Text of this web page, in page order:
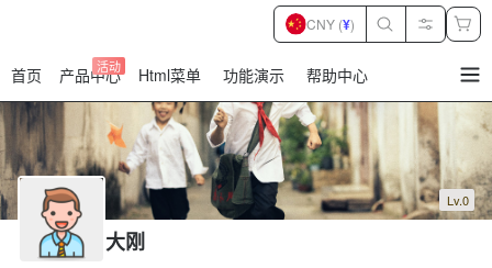
首页 产品中心
活动 Html菜单 功能演示 帮助中心
CNY (¥)
Lv.0
大刚